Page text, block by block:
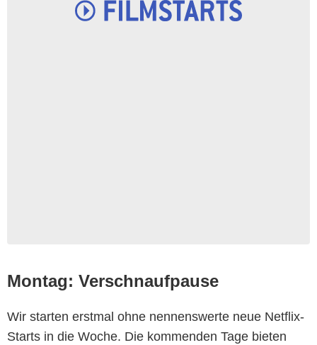
Montag: Verschnaufpause
Wir starten erstmal ohne nennenswerte neue Netflix-
Starts in die Woche. Die kommenden Tage bieten